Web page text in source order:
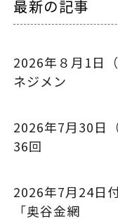
最新の記事
2026年８月1
ネジメン
2026年7月30
36回
2026年7月24
「奥谷金網